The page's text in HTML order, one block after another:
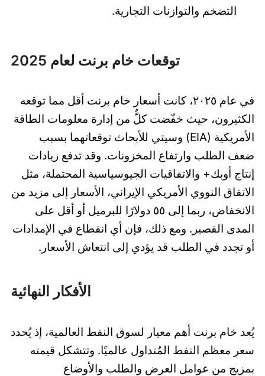
التضخم والتوازنات التجارية.
توقعات خام برنت لعام 2025
في عام ٢٠٢٥، كانت أسعار خام برنت أقل مما توقعه
الكثيرون، حيث خفّضت كلٌّ من إدارة معلومات الطاقة
الأمريكية (EIA) وسيتي للأبحاث توقعاتهما بسبب
ضعف الطلب وارتفاع المخزونات. وقد تدفع زيادات
إنتاج أوبك+ والاتفاقيات الجيوسياسية المحتملة، مثل
الاتفاق النووي الأمريكي الإيراني، الأسعار إلى مزيد من
الانخفاض، ربما إلى ٥٥ دولارًا للبرميل أو أقل على
المدى القصير. ومع ذلك، فإن أي انقطاع في الإمدادات
أو تجدد في الطلب قد يؤدي إلى انتعاش الأسعار.
الأفكار النهائية
يُعد خام برنت أهم معيار لسوق النفط العالمية، إذ يُحدد
سعر معظم النفط المُتداول عالميًا. وتتشكل قيمته
بمزيج من عوامل العرض والطلب والأوضاع